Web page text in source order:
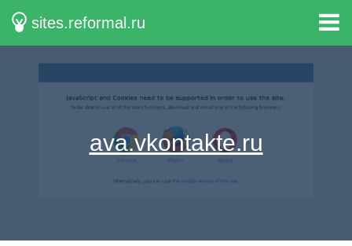
sites.reformal.ru
ava.vkontakte.ru